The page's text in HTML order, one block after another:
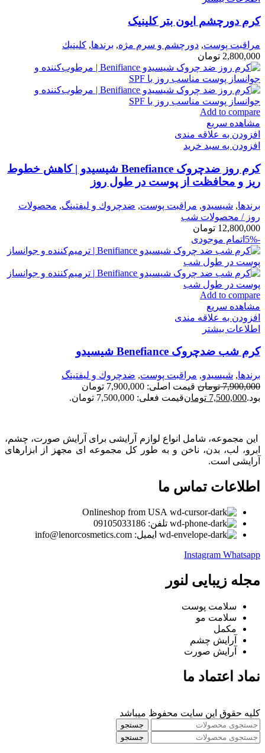
کرم دورچشم ایون بتر کلینیک
مراقبت پوست, دورچشم و سرم مژه, برندها, كلينيك
2,800,000 تومان
Add to compare
مشاهده سریع
افزودن به علاقه مندی
افزودن به سبد خرید
کرم روز ضدچروک Benefiance شیسیدو | کاهش خطوط
ریز و محافظت از پوست در طول روز
برندها, شيسيدو, مراقبت پوست, ضدچروك و ليفتينگ, محصولات
روز / محصولات شب
12,800,000 تومان
-5%
اتمام موجودی
Add to compare
مشاهده سریع
افزودن به علاقه مندی
اطلاعات بیشتر
کرم شب ضدچروک Benefiance شیسیدو
برندها, شيسيدو, مراقبت پوست, ضدچروك و ليفتينگ
7,900,000 تومان
قیمت اصلی: 7,900,000 تومان
بود.7,500,000 تومانقیمت فعلی: 7,500,000 تومان.
این مجموعه، شامل انواع لوازم آرایشی برای آرایش صورت، چشم،
ابرو، لب، بدن، ناخن و به طور کل مجموعه ای مجهز از ابزارهای
آرایشی است.
اطلاعات تماس ما
Onlineshop from USA
تلفن: 09105033186
ایمیل: info@lenorcosmetics.com
Instagram Whatsapp
مجله زیبایی لنور
سلامت پوست
سلامت مو
مکمل
آرایش چشم
آرایش صورت
نماد اعتماد ما
کلیه حقوق این سایت محفوظ میباشد
جستجو
جستجو